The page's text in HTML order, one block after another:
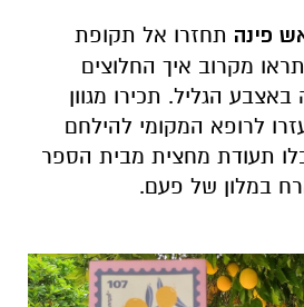
פינה תחזרו אל תקופת
מקרוב איך החלוצים
הגליל. תכירו מגוון
לרופא המקומי להילחם
תעודת מחצית מבית הספר
במלון של פעם.